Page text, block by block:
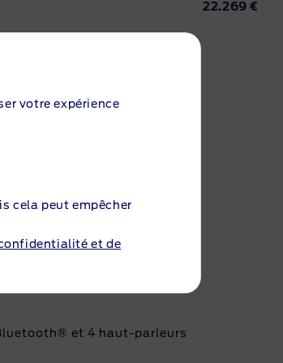
votre expérience
cela peut empêcher
et de
22.269 €
et 4 haut-parleurs